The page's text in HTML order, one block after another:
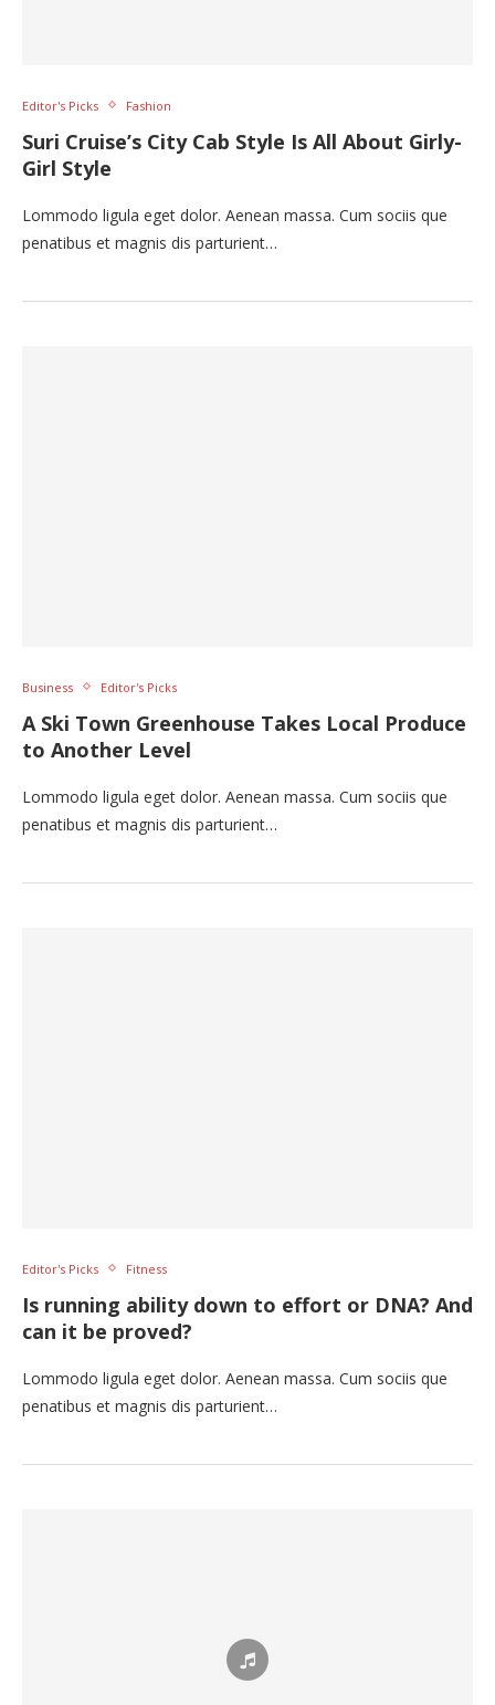
Editor's Picks Fashion
Suri Cruise’s City Cab Style Is All About Girly-
Girl Style
Lommodo ligula eget dolor. Aenean massa. Cum sociis que
penatibus et magnis dis parturient…
Business Editor's Picks
A Ski Town Greenhouse Takes Local Produce
to Another Level
Lommodo ligula eget dolor. Aenean massa. Cum sociis que
penatibus et magnis dis parturient…
Editor's Picks Fitness
Is running ability down to effort or DNA? And
can it be proved?
Lommodo ligula eget dolor. Aenean massa. Cum sociis que
penatibus et magnis dis parturient…